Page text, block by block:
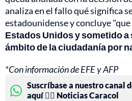
analiza en el fallo qué significa
estadounidense y concluye "que
Estados Unidos y sometido a
ámbito de la ciudadanía por
*Con información de EFE y AFP
Suscríbase a nuestro canal
aquí 👉🏻 Noticias Caracol